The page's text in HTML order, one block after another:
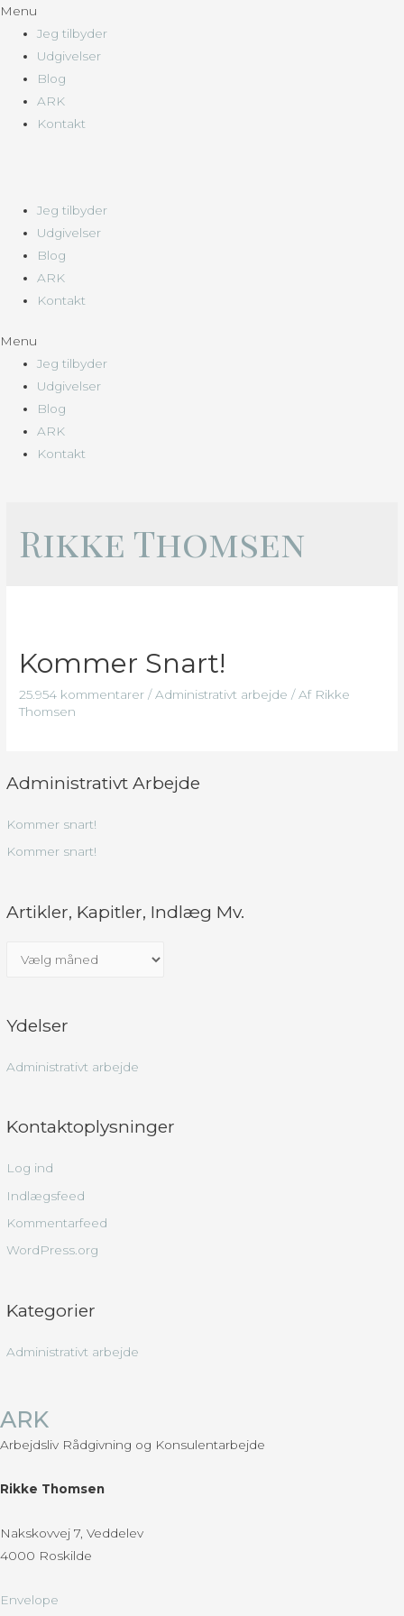
Menu
Jeg tilbyder
Udgivelser
Blog
ARK
Kontakt
Jeg tilbyder
Udgivelser
Blog
ARK
Kontakt
Menu
Jeg tilbyder
Udgivelser
Blog
ARK
Kontakt
Administrativt Arbejde
Kommer snart!
Kommer snart!
Artikler, Kapitler, Indlæg Mv.
i
l
r
k
a
p
i
e
n
æ
m
v
Ydelser
Administrativt arbejde
Kontaktoplysninger
Log ind
Indlægsfeed
Kommentarfeed
WordPress.org
Kategorier
Administrativt arbejde
Rikke Thomsen
Kommer Snart!
25.954 kommentarer / Administrativt arbejde / Af Rikke
Thomsen
ARK
Arbejdsliv Rådgivning og Konsulentarbejde
Rikke Thomsen
Nakskovvej 7, Veddelev
4000 Roskilde
Envelope